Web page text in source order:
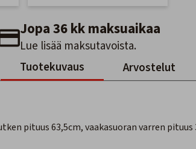
Jopa 36 kk maksuaikaa
Lue lisää maksutavoista.
Tuotekuvaus
Arvostelut
pituus 63,5cm, vaakasuoran varren pituus